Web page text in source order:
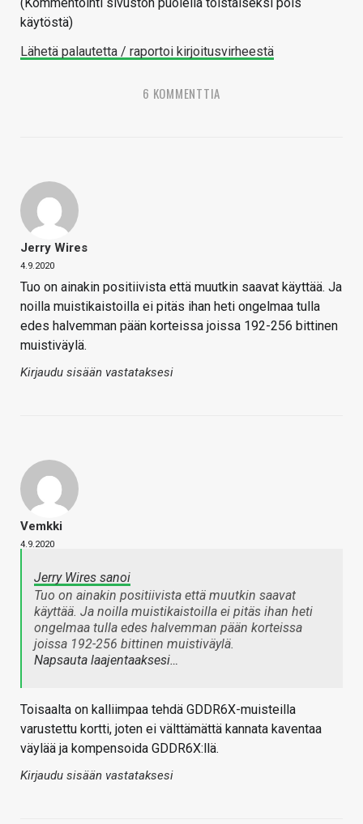
käytöstä)
Lähetä palautetta / raportoi kirjoitusvirheestä
6 KOMMENTTIA
Jerry Wires
4.9.2020
Tuo on ainakin positiivista että muutkin saavat käyttää. Ja
noilla muistikaistoilla ei pitäs ihan heti ongelmaa tulla
edes halvemman pään korteissa joissa 192-256 bittinen
muistiväylä.
Kirjaudu sisään vastataksesi
Vemkki
4.9.2020
Jerry Wires sanoi
Tuo on ainakin positiivista että muutkin saavat
käyttää. Ja noilla muistikaistoilla ei pitäs ihan heti
ongelmaa tulla edes halvemman pään korteissa
joissa 192-256 bittinen muistiväylä.
Napsauta laajentaaksesi…
Toisaalta on kalliimpaa tehdä GDDR6X-muisteilla
varustettu kortti, joten ei välttämättä kannata kaventaa
väylää ja kompensoida GDDR6X:llä.
Kirjaudu sisään vastataksesi